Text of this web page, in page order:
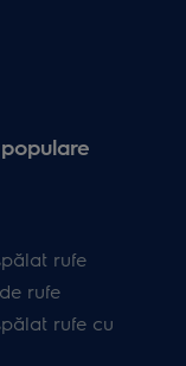
rufe
rufe
rufe cu